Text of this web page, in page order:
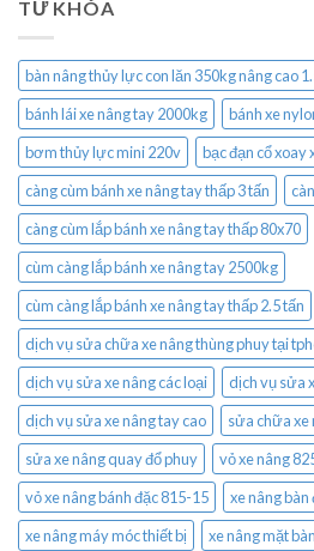
TỪ KHÓA
bàn nâng thủy lực con lăn 350kg nâng cao
bánh lái xe nâng tay 2000kg
bánh xe
bơm thủy lực mini 220v
bạc đạn cổ xoay
càng cùm bánh xe nâng tay thấp 3 tấn
càng cùm lắp bánh xe nâng tay thấp 80x70
cùm càng lắp bánh xe nâng tay 2500kg
cùm càng lắp bánh xe nâng tay thấp 2.5 tấn
dịch vụ sửa chữa xe nâng thùng phuy tại
dịch vụ sửa xe nâng các loại
dịch vụ sửa
dịch vụ sửa xe nâng tay cao
sửa chữa xe
sửa xe nâng quay đổ phuy
vỏ xe nâng
vỏ xe nâng bánh đặc 815-15
xe nâng
xe nâng máy móc thiết bị
xe nâng mặt